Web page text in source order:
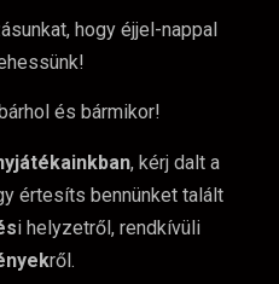
hogy éjjel-nappal
és bármikor!
, kérj dalt a
értesíts bennünket talált
i helyzetről, rendkívüli
ről.